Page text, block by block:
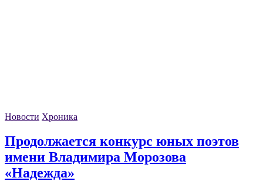
Новости Хроника
Продолжается конкурс юных поэтов
имени Владимира Морозова
«Надежда»